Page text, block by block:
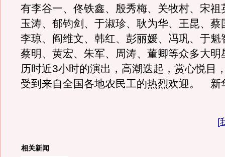
有李谷一、佟铁鑫、殷秀梅、关牧村、宋祖
玉涛、郁钧剑、于淑珍、耿为华、王昆、蔡
李琼、阎维文、韩红、彭丽媛、冯巩、于魁
蔡明、黄宏、朱军、周涛、董卿等众多大明
历时近3小时的演出，高潮迭起，赏心悦目
受到来自全国各地农民工的热烈欢迎。 新
[
相关新闻